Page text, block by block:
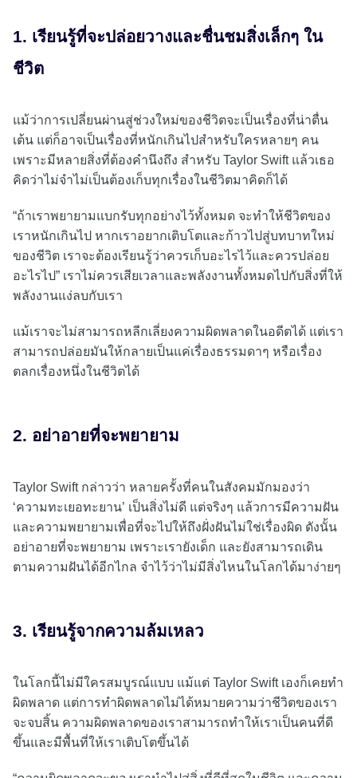
1. เรียนรู้ที่จะปล่อยวางและชื่นชมสิ่งเล็กๆ ใน
ชีวิต
แม้ว่าการเปลี่ยนผ่านสู่ช่วงใหม่ของชีวิตจะเป็นเรื่องที่น่าตื่น
เต้น แต่ก็อาจเป็นเรื่องที่หนักเกินไปสำหรับใครหลายๆ คน
เพราะมีหลายสิ่งที่ต้องคำนึงถึง สำหรับ Taylor Swift แล้วเธอ
คิดว่าไม่จำไม่เป็นต้องเก็บทุกเรื่องในชีวิตมาคิดก็ได้
“ถ้าเราพยายามแบกรับทุกอย่างไว้ทั้งหมด จะทำให้ชีวิตของ
เราหนักเกินไป หากเราอยากเติบโตและก้าวไปสู่บทบาทใหม่
ของชีวิต เราจะต้องเรียนรู้ว่าควรเก็บอะไรไว้และควรปล่อย
อะไรไป” เราไม่ควรเสียเวลาและพลังงานทั้งหมดไปกับสิ่งที่ให้
พลังงานแง่ลบกับเรา
แม้เราจะไม่สามารถหลีกเลี่ยงความผิดพลาดในอดีตได้ แต่เรา
สามารถปล่อยมันให้กลายเป็นแค่เรื่องธรรมดาๆ หรือเรื่อง
ตลกเรื่องหนึ่งในชีวิตได้
2. อย่าอายที่จะพยายาม
Taylor Swift กล่าวว่า หลายครั้งที่คนในสังคมมักมองว่า
‘ความทะเยอทะยาน’ เป็นสิ่งไม่ดี แต่จริงๆ แล้วการมีความฝัน
และความพยายามเพื่อที่จะไปให้ถึงฝั่งฝันไม่ใช่เรื่องผิด ดังนั้น
อย่าอายที่จะพยายาม เพราะเรายังเด็ก และยังสามารถเดิน
ตามความฝันได้อีกไกล จำไว้ว่าไม่มีสิ่งไหนในโลกได้มาง่ายๆ
3. เรียนรู้จากความล้มเหลว
ในโลกนี้ไม่มีใครสมบูรณ์แบบ แม้แต่ Taylor Swift เองก็เคยทำ
ผิดพลาด แต่การทำผิดพลาดไม่ได้หมายความว่าชีวิตของเรา
จะจบสิ้น ความผิดพลาดของเราสามารถทำให้เราเป็นคนที่ดี
ขึ้นและมีพื้นที่ให้เราเติบโตขึ้นได้